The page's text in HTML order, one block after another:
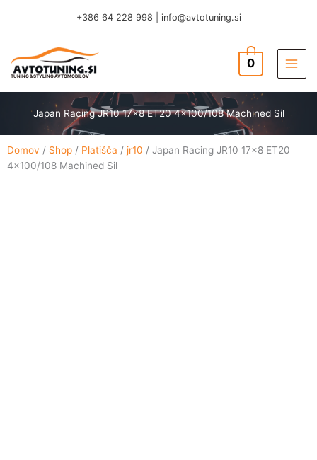
content
+386 64 228 998 info@avtotuning.si
TUNING & STYLING AVTOMOBILOV
0
Japan Racing JR10 17×8 ET20 4×100/108 Machined Sil
Domov / Shop / Platišča / jr10 / Japan Racing JR10 17×8 ET20
4×100/108 Machined Sil